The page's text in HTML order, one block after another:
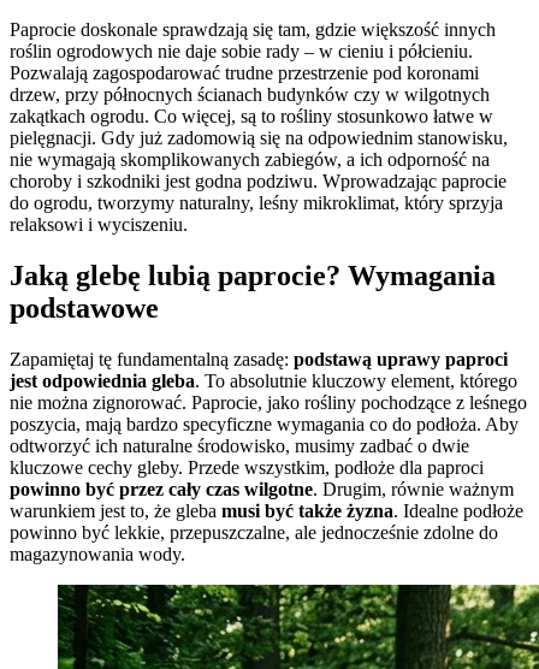
Paprocie doskonale sprawdzają się tam, gdzie większość innych
roślin ogrodowych nie daje sobie rady – w cieniu i półcieniu.
Pozwalają zagospodarować trudne przestrzenie pod koronami
drzew, przy północnych ścianach budynków czy w wilgotnych
zakątkach ogrodu. Co więcej, są to rośliny stosunkowo łatwe w
pielęgnacji. Gdy już zadomowią się na odpowiednim stanowisku,
nie wymagają skomplikowanych zabiegów, a ich odporność na
choroby i szkodniki jest godna podziwu. Wprowadzając paprocie
do ogrodu, tworzymy naturalny, leśny mikroklimat, który sprzyja
relaksowi i wyciszeniu.
Jaką glebę lubią paprocie? Wymagania
podstawowe
Zapamiętaj tę fundamentalną zasadę: podstawą uprawy paproci
jest odpowiednia gleba. To absolutnie kluczowy element, którego
nie można zignorować. Paprocie, jako rośliny pochodzące z leśnego
poszycia, mają bardzo specyficzne wymagania co do podłoża. Aby
odtworzyć ich naturalne środowisko, musimy zadbać o dwie
kluczowe cechy gleby. Przede wszystkim, podłoże dla paproci
powinno być przez cały czas wilgotne. Drugim, równie ważnym
warunkiem jest to, że gleba musi być także żyzna. Idealne podłoże
powinno być lekkie, przepuszczalne, ale jednocześnie zdolne do
magazynowania wody.